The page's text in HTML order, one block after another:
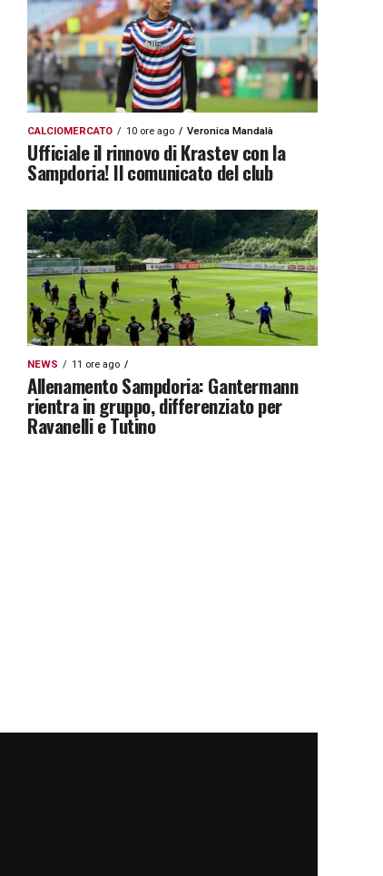
CALCIOMERCATO 10 ore ago Veronica Mandalà
Ufficiale il rinnovo di Krastev con la
Sampdoria! Il comunicato del club
NEWS 11 ore ago
Allenamento Sampdoria: Gantermann
rientra in gruppo, differenziato per
Ravanelli e Tutino